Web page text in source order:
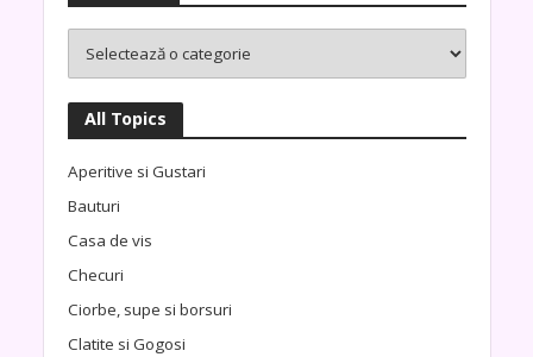
All Topics
Aperitive si Gustari
Bauturi
Casa de vis
Checuri
Ciorbe, supe si borsuri
Clatite si Gogosi